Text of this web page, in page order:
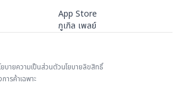
App Store
กูเกิล เพลย์
ยบายความเป็นส่วนตัวนโยบายลิขสิทธิ์
ารค้าเฉพาะ